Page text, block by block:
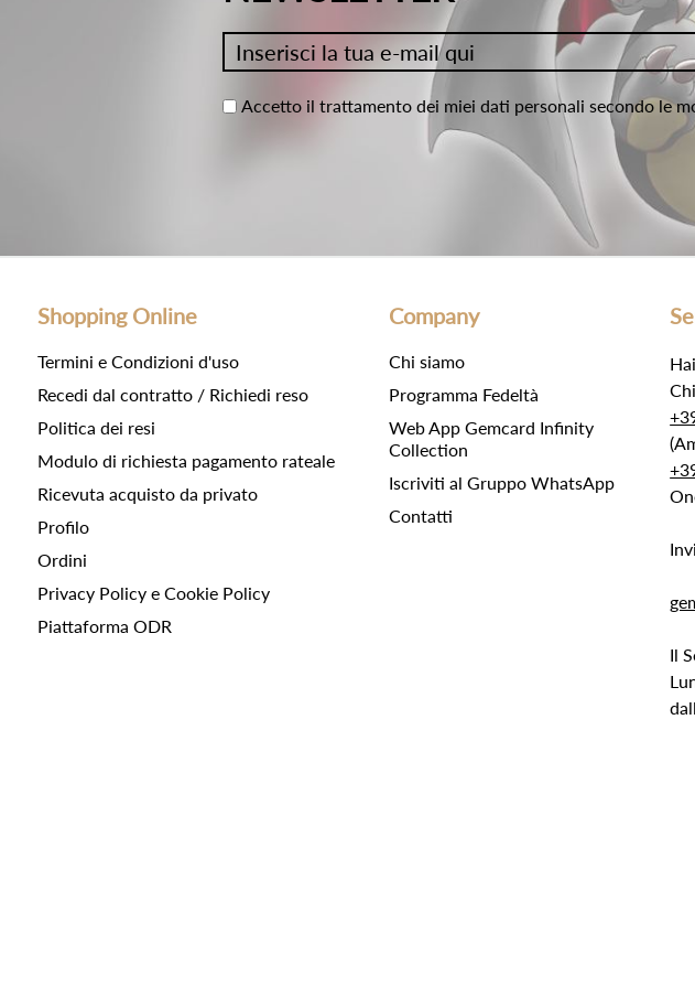
Accetto il trattamento dei miei dati personali secondo le
Shopping Online
Termini e Condizioni d'uso
Recedi dal contratto / Richiedi reso
Politica dei resi
Modulo di richiesta pagamento rateale
Ricevuta acquisto da privato
Profilo
Ordini
Privacy Policy e Cookie Policy
Piattaforma ODR
Company
Chi siamo
Programma Fedeltà
Web App Gemcard Infinity
Collection
Iscriviti al Gruppo WhatsApp
Contatti
Il